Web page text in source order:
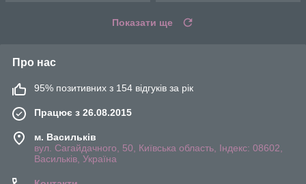
Показати ще
Про нас
95% позитивних з 154 відгуків за рік
Працює з 26.08.2015
м. Васильків
вул. Сагайдачного, 50, Київська область, Індекс: 08602,
Васильків, Україна